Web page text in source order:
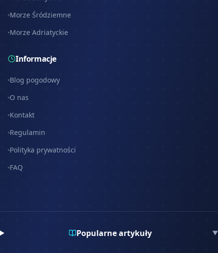
Morze Śródziemne
Morze Adriatyckie
Informacje
Blog pogodowy
O nas
Kontakt
Regulamin
Polityka prywatności
FAQ
Popularne artykuły ▼